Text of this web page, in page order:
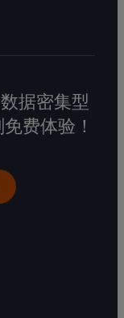
据密集型
费体验！